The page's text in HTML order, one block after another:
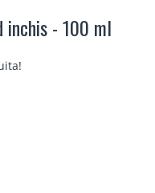
- 100 ml
!